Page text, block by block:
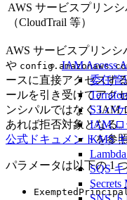
IAM Access
委任管
S3 バ
IAM
KMS
SQS
AWS サービスプリン
（CloudTrail 等）
AWS サービスプリンシ
や
ースに直接アクセスす
ールを引き受けてアク
ンシパルではなく IAM
あれば拒否対象となる
公式ドキュメントを参
パラメータは以下の 1